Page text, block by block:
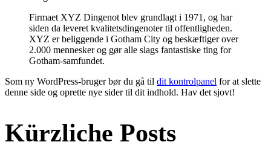
Firmaet XYZ Dingenot blev grundlagt i 1971, og har
siden da leveret kvalitetsdingenoter til offentligheden.
XYZ er beliggende i Gotham City og beskæftiger over
2.000 mennesker og gør alle slags fantastiske ting for
Gotham-samfundet.
Som ny WordPress-bruger bør du gå til dit kontrolpanel for at slette
denne side og oprette nye sider til dit indhold. Hav det sjovt!
Kürzliche Posts